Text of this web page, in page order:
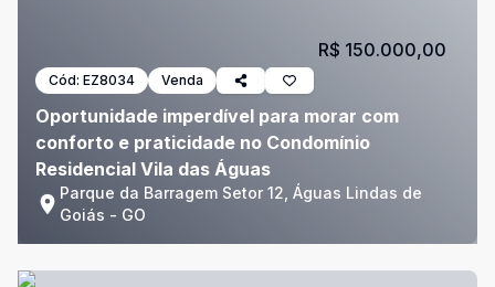
Cód: EZ8034 Venda
Oportunidade imperdível para morar com
conforto e praticidade no Condomínio
Residencial Vila das Águas
Parque da Barragem Setor 12, Águas Lindas de
Goiás - GO
R$ 150.000,00